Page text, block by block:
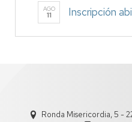
AGO
11 Inscripción
Ronda Misericordia, 5 -